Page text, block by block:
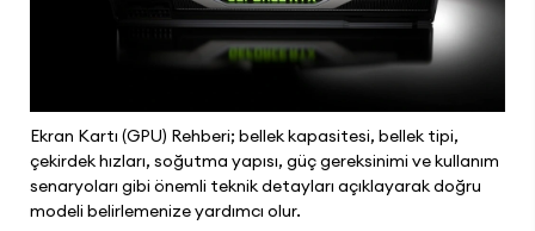
Ekran Kartı (GPU) Rehberi; bellek kapasitesi, bellek tipi,
çekirdek hızları, soğutma yapısı, güç gereksinimi ve kullanım
senaryoları gibi önemli teknik detayları açıklayarak doğru
modeli belirlemenize yardımcı olur.